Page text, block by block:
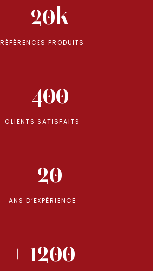
+20k
RÉFÉRENCES PRODUITS
+400
CLIENTS SATISFAITS
+20
ANS D’EXPÉRIENCE
+ 1200